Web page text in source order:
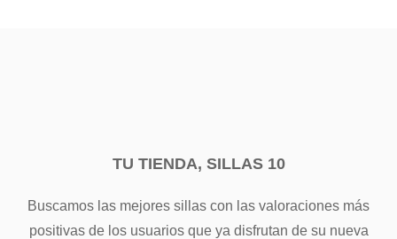
TU TIENDA, SILLAS 10
Buscamos las mejores sillas con las valoraciones más
positivas de los usuarios que ya disfrutan de su nueva